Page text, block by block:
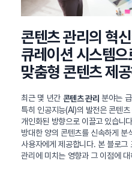
콘텐츠 관리의 혁
큐레이션 시스템
맞춤형 콘텐츠 제공
최근 몇 년간 콘텐츠 관리 분야는
특히 인공지능(AI)의 발전은 콘텐
개인화된 방향으로 이끌고 있습니
방대한 양의 콘텐츠를 신속하게 분
사용자에게 제공합니다. 본 블로그
관리에 미치는 영향과 그 이점에